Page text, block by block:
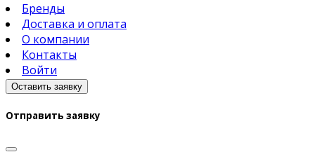
Бренды
Доставка и оплата
О компании
Контакты
Войти
Оставить заявку
Отправить заявку